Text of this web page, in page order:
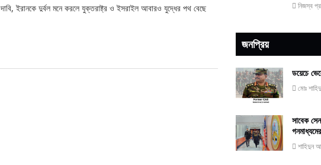
ইরানকে দুর্বল মনে করলে যুক্তরাষ্ট্র ও ইসরাইল আবারও যুদ্ধের পথ বেছে
নিজস্ব
জনপ্রিয়
ডয়েচে
মোঃ
সাবেক
শাহিদুন